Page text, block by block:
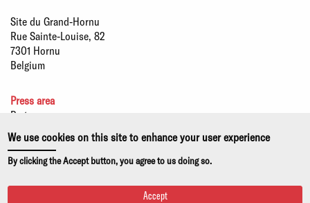
Site du Grand-Hornu
Rue Sainte-Louise, 82
7301 Hornu
Belgium
Press area
Partners
Statutory information
We use cookies on this site to enhance your user experience
By clicking the Accept button, you agree to us doing so.
Accept